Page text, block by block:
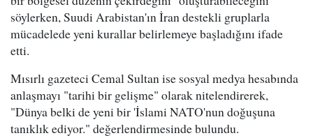
söylerken, Suudi Arabistan'ın İran destekli gruplarla
mücadelede yeni kurallar belirlemeye başladığını ifade
etti.
Mısırlı gazeteci Cemal Sultan ise sosyal medya hesabında
anlaşmayı "tarihi bir gelişme" olarak nitelendirerek,
"Dünya belki de yeni bir 'İslami NATO'nun doğuşuna
tanıklık ediyor." değerlendirmesinde bulundu.